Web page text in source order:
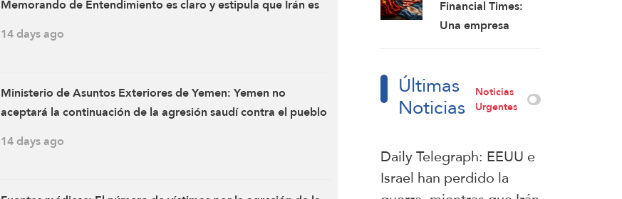
Memorando de Entendimiento es claro y estipula que Irán es
la parte que determina el mecanismo para cruzar el estrecho
de Ormuz
14 days ago
Ministerio de Asuntos Exteriores de Yemen: Yemen no
aceptará la continuación de la agresión saudí contra el pueblo
ni el aumento de su sufrimiento, sean cuales sean las
consecuencias
14 days ago
escalada
ascienden a 2,5
millones: Rusia
Financial Times:
Una empresa
Washington de
interferir en un
Últimas
Noticias Noticias
Urgentes
Daily Telegraph: EEUU e
Israel han perdido la